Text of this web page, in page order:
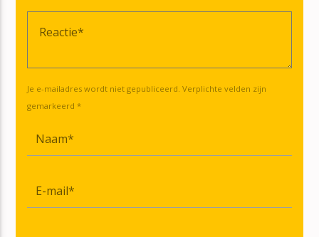
Je e-mailadres wordt niet gepubliceerd. Verplichte velden zijn
gemarkeerd *